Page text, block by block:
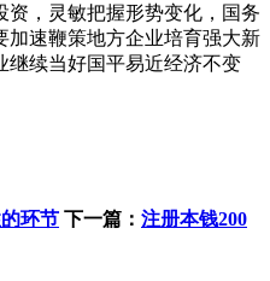
，灵敏把握形势变化，国务
加速鞭策地方企业培育强大新
继续当好国平易近经济不变
环节 下一篇： 注册本钱200